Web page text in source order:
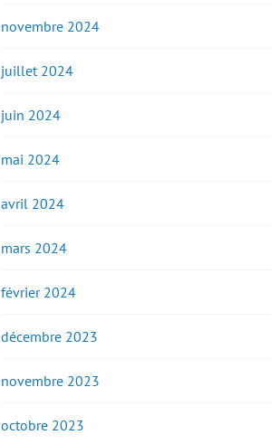
novembre 2024
juillet 2024
juin 2024
mai 2024
avril 2024
mars 2024
février 2024
décembre 2023
novembre 2023
octobre 2023